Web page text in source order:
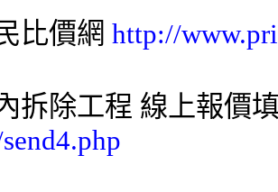
比價網 http://
拆除工程 線上報價